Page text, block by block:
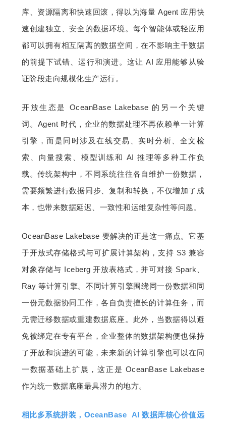
库、资源隔离和快速回滚，得以为海量 Agent 应用快
速创建独立、安全的数据环境。每个智能体或轻应用
都可以拥有相互隔离的数据空间，在不影响主干数据
的前提下试错、运行和演进。这让 AI 应用能够从验
证阶段走向规模化生产运行。
开放生态是 OceanBase Lakebase 的另一个关键
词。Agent 时代，企业的数据处理不再依赖单一计算
引擎，而是同时涉及在线交易、实时分析、全文检
索、向量搜索、模型训练和 AI 推理等多种工作负
载。传统架构中，不同系统往往各自维护一份数据，
需要频繁进行数据同步、复制和转换，不仅增加了成
本，也带来数据延迟、一致性和运维复杂性等问题。
OceanBase Lakebase 要解决的正是这一痛点。它基
于开放式存储格式与可扩展计算架构，支持 S3 兼容
对象存储与 Iceberg 开放表格式，并可对接 Spark、
Ray 等计算引擎。不同计算引擎围绕同一份数据和同
一份元数据协同工作，各自负责擅长的计算任务，而
无需迁移数据或重建数据底座。此外，当数据得以避
免被绑定在专有平台，企业整体的数据架构便也保持
了开放和演进的可能，未来新的计算引擎也可以在同
一数据基础上扩展，这正是 OceanBase Lakebase
作为统一数据底座最具潜力的地方。
相比多系统拼装，OceanBase  AI 数据库核心价值远